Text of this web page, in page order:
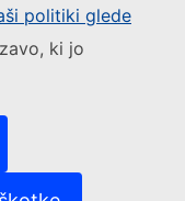
politiki glede
ki jo